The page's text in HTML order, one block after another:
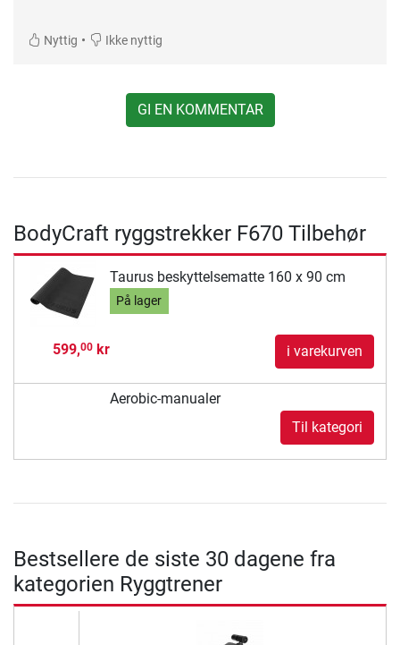
Nyttig • Ikke nyttig
GI EN KOMMENTAR
BodyCraft ryggstrekker F670 Tilbehør
Taurus beskyttelsematte 160 x 90 cm
På lager
599,00kr i varekurven
Aerobic-manualer
Til kategori
Bestsellere de siste 30 dagene fra
kategorien Ryggtrener